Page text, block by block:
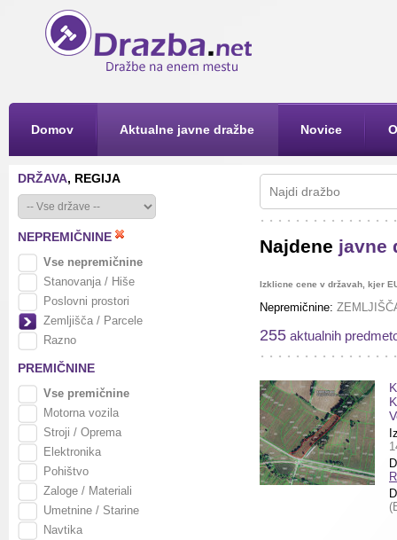
Domov Aktualne javne dražbe Novice
DRŽAVA, REGIJA
NEPREMIČNINE
Vse nepremičnine
Stanovanja / Hiše
Poslovni prostori
Zemljišča / Parcele
Razno
PREMIČNINE
Vse premičnine
Motorna vozila
Stroji / Oprema
Elektronika
Pohištvo
Zaloge / Materiali
Umetnine / Starine
Navtika
Najdene javne
Izklicne cene v državah, kjer
Nepremičnine:
255 aktualnih